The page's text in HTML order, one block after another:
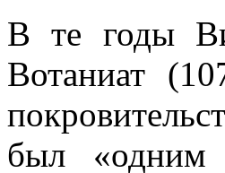
В те годы
Вотаниат
был «одним